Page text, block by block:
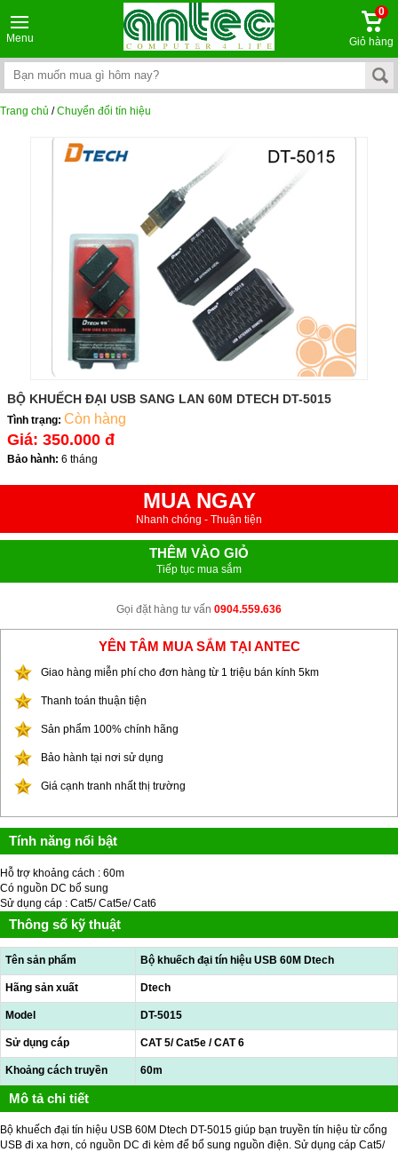
Menu
0
Giỏ hàng
Trang chủ /Chuyển đổi tín hiệu
BỘ KHUẾCH ĐẠI USB SANG LAN 60M DTECH DT-5015
Tình trạng: Còn hàng
Giá: 350.000 đ
Bảo hành: 6 tháng
MUA NGAY
Nhanh chóng - Thuận tiện
THÊM VÀO GIỎ
Tiếp tục mua sắm
Gọi đặt hàng tư vấn 0904.559.636
YÊN TÂM MUA SẮM TẠI ANTEC
Giao hàng miễn phí cho đơn hàng từ 1 triệu bán kính 5km
Thanh toán thuận tiện
Sản phẩm 100% chính hãng
Bảo hành tại nơi sử dụng
Giá cạnh tranh nhất thị trường
Tính năng nổi bật
Hỗ trợ khoảng cách : 60m
Có nguồn DC bổ sung
Sử dụng cáp : Cat5/ Cat5e/ Cat6
Thông số kỹ thuật
Tên sản phẩm Bộ khuếch đại tín hiệu USB 60M Dtech
Hãng sản xuất Dtech
Model DT-5015
Sử dụng cáp CAT 5/ Cat5e / CAT 6
Khoảng cách truyền 60m
Mô tả chi tiết
Bộ khuếch đại tín hiệu USB 60M Dtech DT-5015 giúp bạn truyền tín hiệu từ cổng
USB đi xa hơn, có nguồn DC đi kèm để bổ sung nguồn điện. Sử dụng cáp Cat5/